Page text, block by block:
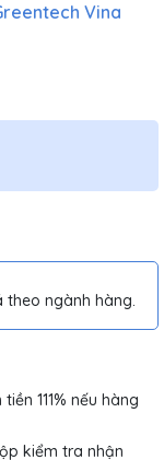
Vina
ngành hàng.
tiền 111% nếu hàng
kiểm tra nhận